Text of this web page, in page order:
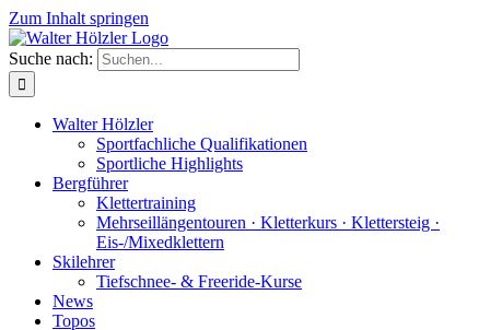
Zum Inhalt springen
Suche nach:
Walter Hölzler
Sportfachliche Qualifikationen
Sportliche Highlights
Bergführer
Klettertraining
Mehrseil­längen­touren · Kletterkurs · Klettersteig ·
Eis-/Mixedklettern
Skilehrer
Tiefschnee- & Freeride-Kurse
News
Topos